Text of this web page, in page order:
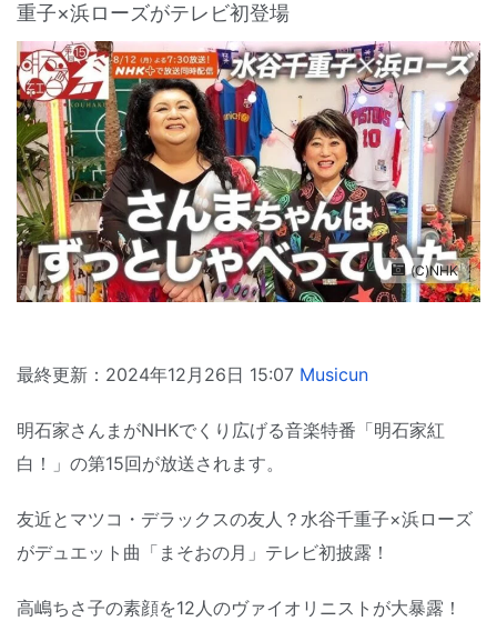
重子×浜ローズがテレビ初登場
(C)NHK
最終更新：2024年12月26日 15:07 Musicun
明石家さんまがNHKでくり広げる音楽特番「明石家紅
白！」の第15回が放送されます。
友近とマツコ・デラックスの友人？水谷千重子×浜ローズ
がデュエット曲「まそおの月」テレビ初披露！
高嶋ちさ子の素顔を12人のヴァイオリニストが大暴露！